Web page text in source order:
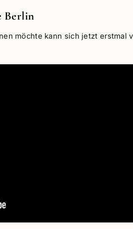
Berlin
möchte kann sich jetzt erstmal